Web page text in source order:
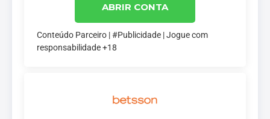
ABRIR CONTA
Conteúdo Parceiro | #Publicidade | Jogue com
responsabilidade +18